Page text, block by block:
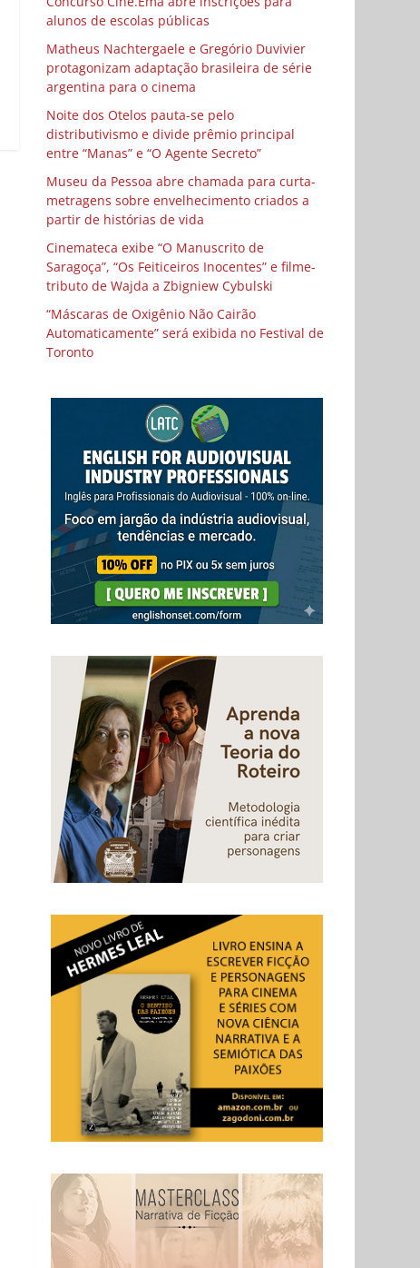
alunos de escolas públicas
Matheus Nachtergaele e Gregório Duvivier
protagonizam adaptação brasileira de série
argentina para o cinema
Noite dos Otelos pauta-se pelo
distributivismo e divide prêmio principal
entre “Manas” e “O Agente Secreto”
Museu da Pessoa abre chamada para curta-
metragens sobre envelhecimento criados a
partir de histórias de vida
Cinemateca exibe “O Manuscrito de
Saragoça”, “Os Feiticeiros Inocentes” e filme-
tributo de Wajda a Zbigniew Cybulski
“Máscaras de Oxigênio Não Cairão
Automaticamente” será exibida no Festival de
Toronto